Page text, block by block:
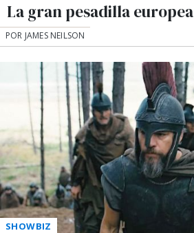
La gran pesadilla europea
POR JAMES NEILSON
SHOWBIZ